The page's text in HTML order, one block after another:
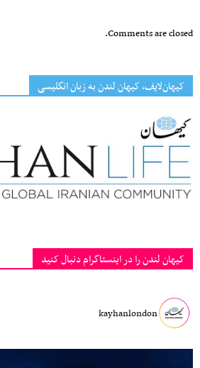
Comments are closed.
کیهان‌لایف، کیهان لندن به زبان انگلیسی
کیهان لندن را در اینستاگرام دنبال کنید
kayhanlondon